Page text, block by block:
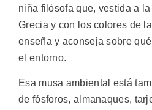
niña filósofa que, vestida a
Grecia y con los colores de
enseña y aconseja sobre
el entorno.
Esa musa ambiental está
de fósforos, almanaques,